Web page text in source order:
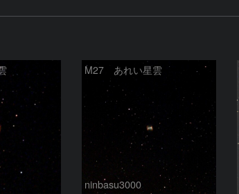
M27 あれい星雲
ninbasu3000